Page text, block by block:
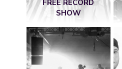
FREE RECORD
SHOW